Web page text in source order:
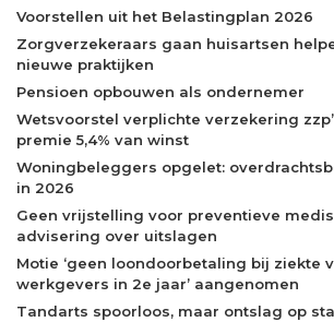
Voorstellen uit het Belastingplan 2026
Zorgverzekeraars gaan huisartsen
nieuwe praktijken
Pensioen opbouwen als ondernemer
Wetsvoorstel verplichte verzekering
premie 5,4% van winst
Woningbeleggers opgelet:
in 2026
Geen vrijstelling voor preventieve
advisering over uitslagen
Motie ‘geen loondoorbetaling bij ziekte
werkgevers in 2e jaar’ aangenomen
Tandarts spoorloos, maar ontslag op